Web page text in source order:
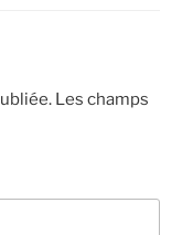
Les champs